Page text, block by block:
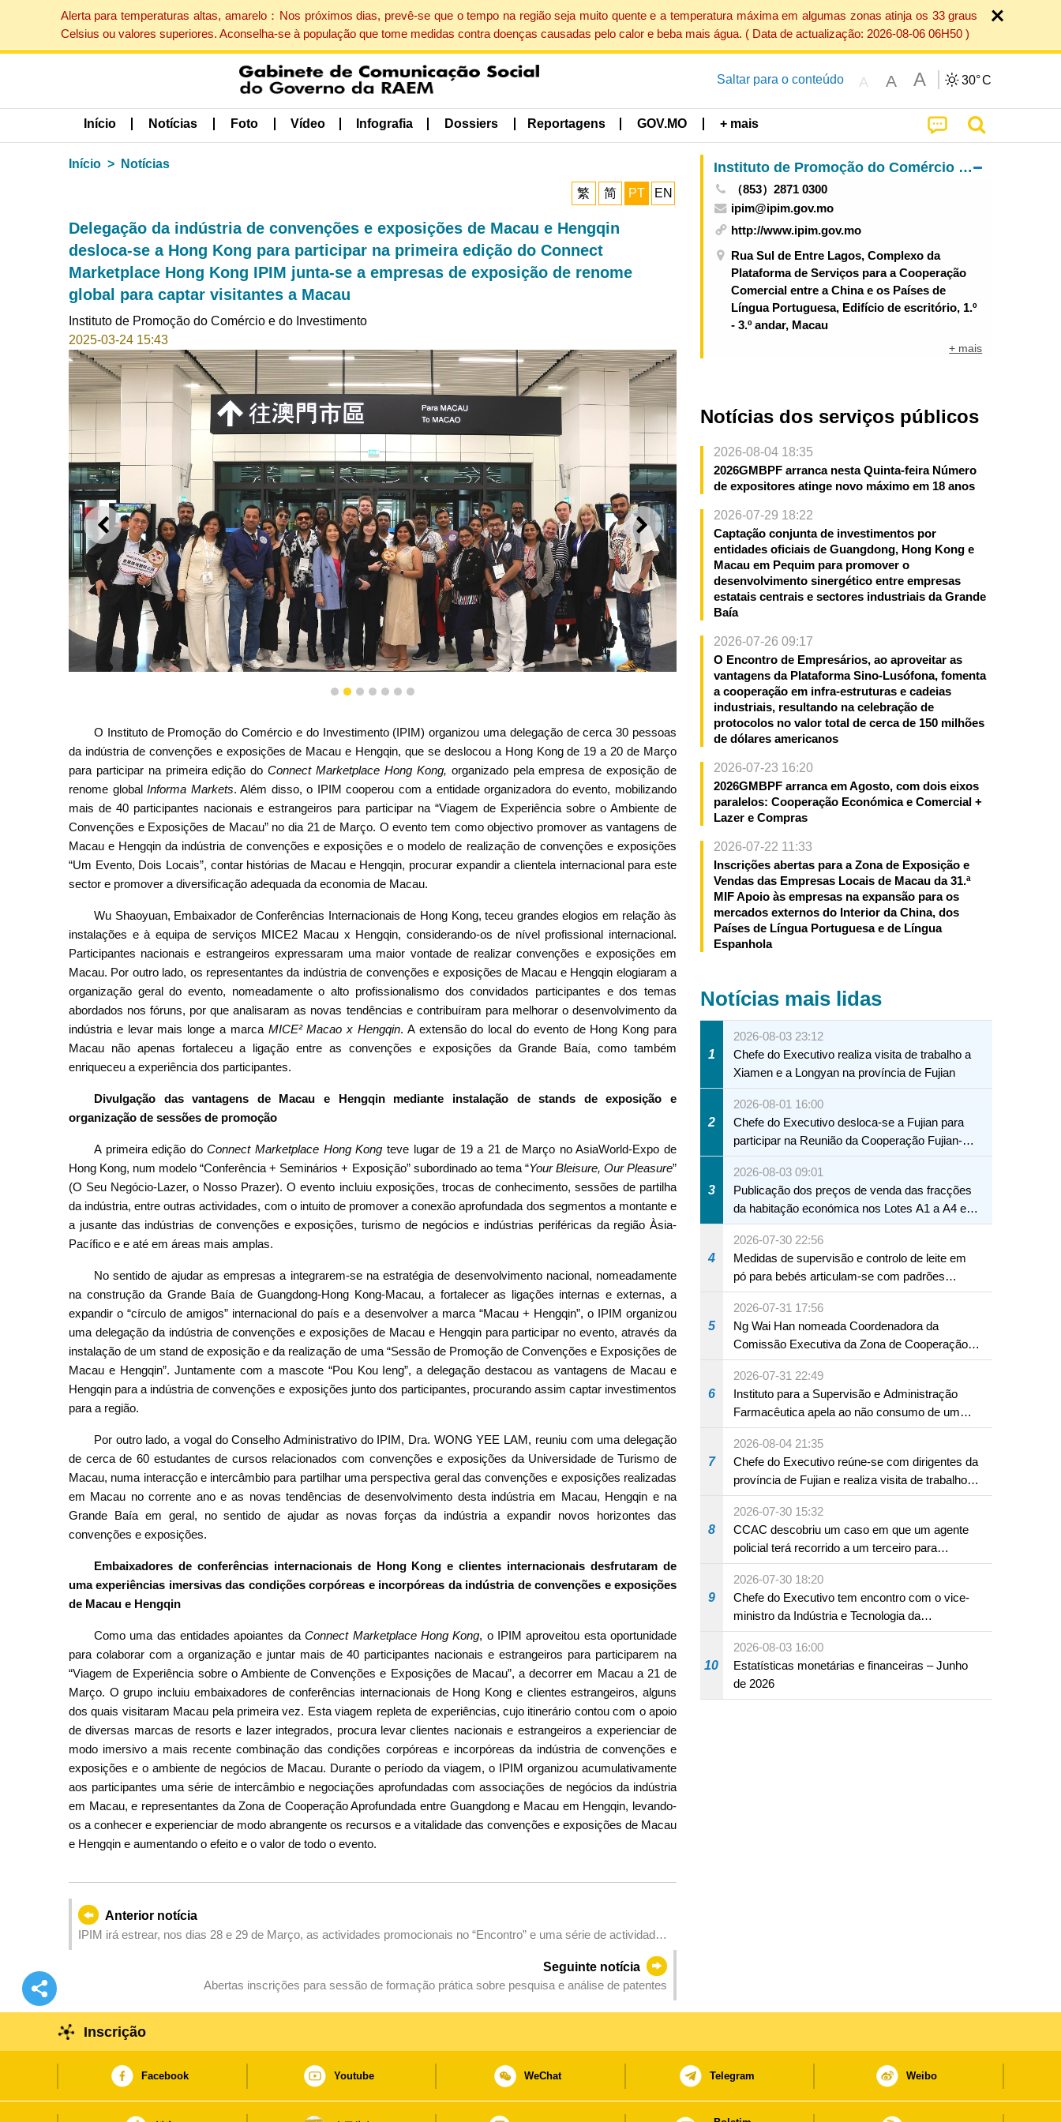
Alerta para temperaturas altas, amarelo：Nos próximos dias, prevê-se que o tempo na região seja muito quente e a temperatura máxima em algumas zonas atinja os 33 graus
Celsius ou valores superiores. Aconselha-se à população que tome medidas contra doenças causadas pelo calor e beba mais água. ( Data de actualização: 2026-08-06 06H50 )
Saltar para o conteúdo A A A 30°C
Início Notícias Foto Vídeo Infografia Dossiers Reportagens GOV.MO + mais
Início Notícias
繁 简 PT EN
Delegação da indústria de convenções e exposições de Macau e Hengqin
desloca-se a Hong Kong para participar na primeira edição do Connect
Marketplace Hong Kong IPIM junta-se a empresas de exposição de renome
global para captar visitantes a Macau
Instituto de Promoção do Comércio e do Investimento
2025-03-24 15:43
ANTERIOR SEGUINTE
1 2 3 4 5 6 7
O Instituto de Promoção do Comércio e do Investimento (IPIM) organizou uma delegação de cerca 30 pessoas
da indústria de convenções e exposições de Macau e Hengqin, que se deslocou a Hong Kong de 19 a 20 de Março
para participar na primeira edição doConnect Marketplace Hong Kong, organizado pela empresa de exposição de
renome globalInforma Markets. Além disso, o IPIM cooperou com a entidade organizadora do evento, mobilizando
mais de 40 participantes nacionais e estrangeiros para participar na “Viagem de Experiência sobre o Ambiente de
Convenções e Exposições de Macau” no dia 21 de Março. O evento tem como objectivo promover as vantagens de
Macau e Hengqin da indústria de convenções e exposições e o modelo de realização de convenções e exposições
“Um Evento, Dois Locais”, contar histórias de Macau e Hengqin, procurar expandir a clientela internacional para este
sector e promover a diversificação adequada da economia de Macau.
Wu Shaoyuan, Embaixador de Conferências Internacionais de Hong Kong, teceu grandes elogios em relação às
instalações e à equipa de serviços MICE2 Macau x Hengqin, considerando-os de nível profissional internacional.
Participantes nacionais e estrangeiros expressaram uma maior vontade de realizar convenções e exposições em
Macau. Por outro lado, os representantes da indústria de convenções e exposições de Macau e Hengqin elogiaram a
organização geral do evento, nomeadamente o alto profissionalismo dos convidados participantes e dos temas
abordados nos fóruns, por que analisaram as novas tendências e contribuíram para melhorar o desenvolvimento da
indústria e levar mais longe a marca MICE² Macao x Hengqin. A extensão do local do evento de Hong Kong para
Macau não apenas fortaleceu a ligação entre as convenções e exposições da Grande Baía, como também
enriqueceu a experiência dos participantes.
Divulgação das vantagens de Macau e Hengqin mediante instalação de stands de exposição e
organização de sessões de promoção
A primeira edição doConnect Marketplace Hong Kong teve lugar de 19 a 21 de Março no AsiaWorld-Expo de
Hong Kong, num modelo “Conferência + Seminários + Exposição” subordinado ao tema “Your Bleisure, Our Pleasure”
(O Seu Negócio-Lazer, o Nosso Prazer). O evento incluiu exposições, trocas de conhecimento, sessões de partilha
da indústria, entre outras actividades, com o intuito de promover a conexão aprofundada dos segmentos a montante e
a jusante das indústrias de convenções e exposições, turismo de negócios e indústrias periféricas da região Àsia-
Pacífico e e até em áreas mais amplas.
No sentido de ajudar as empresas a integrarem-se na estratégia de desenvolvimento nacional, nomeadamente
na construção da Grande Baía de Guangdong-Hong Kong-Macau, a fortalecer as ligações internas e externas, a
expandir o “círculo de amigos” internacional do país e a desenvolver a marca “Macau + Hengqin”, o IPIM organizou
uma delegação da indústria de convenções e exposições de Macau e Hengqin para participar no evento, através da
instalação de um stand de exposição e da realização de uma “Sessão de Promoção de Convenções e Exposições de
Macau e Hengqin”. Juntamente com a mascote “Pou Kou Ieng”, a delegação destacou as vantagens de Macau e
Hengqin para a indústria de convenções e exposições junto dos participantes, procurando assim captar investimentos
para a região.
Por outro lado, a vogal do Conselho Administrativo do IPIM, Dra. WONG YEE LAM, reuniu com uma delegação
de cerca de 60 estudantes de cursos relacionados com convenções e exposições da Universidade de Turismo de
Macau, numa interacção e intercâmbio para partilhar uma perspectiva geral das convenções e exposições realizadas
em Macau no corrente ano e as novas tendências de desenvolvimento desta indústria em Macau, Hengqin e na
Grande Baía em geral, no sentido de ajudar as novas forças da indústria a expandir novos horizontes das
convenções e exposições.
Embaixadores de conferências internacionais de Hong Kong e clientes internacionais desfrutaram de
uma experiências imersivas das condições corpóreas eincorpóreas da indústria de convenções e exposições
de Macau e Hengqin
Como uma das entidades apoiantes daConnect Marketplace Hong Kong, o IPIM aproveitou esta oportunidade
para colaborar com a organização e juntar mais de 40 participantes nacionais e estrangeiros para participarem na
“Viagem de Experiência sobre o Ambiente de Convenções e Exposições de Macau”, a decorrer em Macau a 21 de
Março. O grupo incluiu embaixadores de conferências internacionais de Hong Kong e clientes estrangeiros, alguns
dos quais visitaram Macau pela primeira vez. Esta viagem repleta de experiências, cujo itinerário contou com o apoio
de diversas marcas de resorts e lazer integrados, procura levar clientes nacionais e estrangeiros a experienciar de
modo imersivo a mais recente combinação das condições corpóreas e incorpóreas da indústria de convenções e
exposições e o ambiente de negócios de Macau. Durante o período da viagem, o IPIM organizou acumulativamente
aos participantes uma série de intercâmbio e negociações aprofundadas com associações de negócios da indústria
em Macau, e representantes da Zona de Cooperação Aprofundada entre Guangdong e Macau em Hengqin, levando-
os a conhecer e experienciar de modo abrangente os recursos e a vitalidade das convenções e exposições de Macau
e Hengqin e aumentando o efeito e o valor de todo o evento.
Anterior notícia
IPIM irá estrear, nos dias 28 e 29 de Março, as actividades promocionais no “Encontro” e uma série de actividades
Seguinte notícia
Abertas inscrições para sessão de formação prática sobre pesquisa e análise de patentes
Instituto de Promoção do Comércio e do Investimento
（853）2871 0300
ipim@ipim.gov.mo
http://www.ipim.gov.mo
Rua Sul de Entre Lagos, Complexo da
Plataforma de Serviços para a Cooperação
Comercial entre a China e os Países de
Língua Portuguesa, Edifício de escritório, 1.º
- 3.º andar, Macau
+ mais
Notícias dos serviços públicos
2026-08-04 18:35
2026GMBPF arranca nesta Quinta-feira Número
de expositores atinge novo máximo em 18 anos
2026-07-29 18:22
Captação conjunta de investimentos por
entidades oficiais de Guangdong, Hong Kong e
Macau em Pequim para promover o
desenvolvimento sinergético entre empresas
estatais centrais e sectores industriais da Grande
Baía
2026-07-26 09:17
O Encontro de Empresários, ao aproveitar as
vantagens da Plataforma Sino-Lusófona, fomenta
a cooperação em infra-estruturas e cadeias
industriais, resultando na celebração de
protocolos no valor total de cerca de 150 milhões
de dólares americanos
2026-07-23 16:20
2026GMBPF arranca em Agosto, com dois eixos
paralelos: Cooperação Económica e Comercial +
Lazer e Compras
2026-07-22 11:33
Inscrições abertas para a Zona de Exposição e
Vendas das Empresas Locais de Macau da 31.ª
MIF Apoio às empresas na expansão para os
mercados externos do Interior da China, dos
Países de Língua Portuguesa e de Língua
Espanhola
Notícias mais lidas
1
2026-08-03 23:12
Chefe do Executivo realiza visita de trabalho a
Xiamen e a Longyan na província de Fujian
2
2026-08-01 16:00
Chefe do Executivo desloca-se a Fujian para
participar na Reunião da Cooperação Fujian-
Macau
3
2026-08-03 09:01
Publicação dos preços de venda das fracções
da habitação económica nos Lotes A1 a A4 e
A12 da Zona A dos Novos Aterros
4
2026-07-30 22:56
Medidas de supervisão e controlo de leite em
pó para bebés articulam-se com padrões
internacionais Serviços interdepartamentais
envidam esforços para assegurar a saúde dos
bebés e crianças, assim como a segurança
alimentar
5
2026-07-31 17:56
Ng Wai Han nomeada Coordenadora da
Comissão Executiva da Zona de Cooperação
Aprofundada entre Guangdong e Macau em
Hengqin
6
2026-07-31 22:49
Instituto para a Supervisão e Administração
Farmacêutica apela ao não consumo de um
produto com substâncias medicamentosas
ocidentais
7
2026-08-04 21:35
Chefe do Executivo reúne-se com dirigentes da
província de Fujian e realiza visita de trabalho
em Fuzhou
8
2026-07-30 15:32
CCAC descobriu um caso em que um agente
policial terá recorrido a um terceiro para
assumir por si a culpa na sequência de uma
infracção rodoviária
9
2026-07-30 18:20
Chefe do Executivo tem encontro com o vice-
ministro da Indústria e Tecnologia da
Informação
10
2026-08-03 16:00
Estatísticas monetárias e financeiras – Junho
de 2026
Inscrição
Facebook Youtube WeChat Telegram Weibo